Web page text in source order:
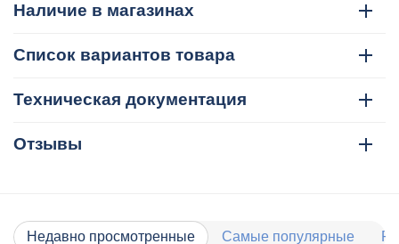
Наличие в магазинах
Список вариантов товара
Техническая документация
Отзывы
Недавно просмотренные Самые популярные